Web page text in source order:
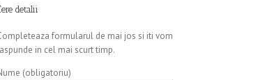
detalii
formularul de mai jos si iti vom
in cel mai scurt timp.
(obligatoriu)